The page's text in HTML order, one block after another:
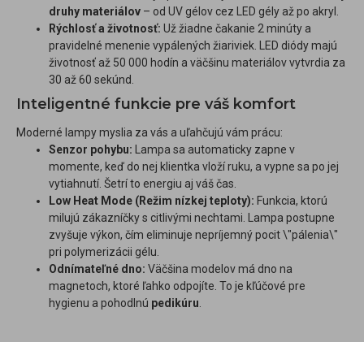
druhy materiálov – od UV gélov cez LED gély až po akryl.
Rýchlosť a životnosť: Už žiadne čakanie 2 minúty a
pravidelné menenie vypálených žiariviek. LED diódy majú
životnosť až 50 000 hodín a väčšinu materiálov vytvrdia za
30 až 60 sekúnd.
Inteligentné funkcie pre váš komfort
Moderné lampy myslia za vás a uľahčujú vám prácu:
Senzor pohybu: Lampa sa automaticky zapne v
momente, keď do nej klientka vloží ruku, a vypne sa po jej
vytiahnutí. Šetrí to energiu aj váš čas.
Low Heat Mode (Režim nízkej teploty): Funkcia, ktorú
milujú zákazníčky s citlivými nechtami. Lampa postupne
zvyšuje výkon, čím eliminuje nepríjemný pocit \"pálenia\"
pri polymerizácii gélu.
Odnímateľné dno: Väčšina modelov má dno na
magnetoch, ktoré ľahko odpojíte. To je kľúčové pre
hygienu a pohodlnú pedikúru